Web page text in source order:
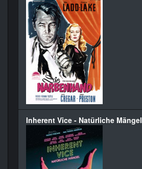
Inherent Vice - Natürliche Mängel